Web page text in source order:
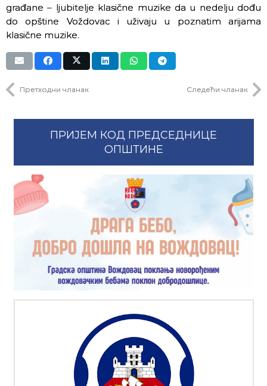
građane – ljubitelje klasične muzike da u nedelju dođu
do opštine Voždovac i uživaju u poznatim arijama
klasične muzike.
Претходни чланак Следећи чланак
ПРИЈЕМ КОД ПРЕДСЕДНИЦЕ
ОПШТИНЕ